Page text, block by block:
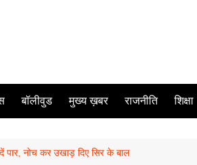
बॉलीवुड मुख्य ख़बर राजनीति शिक्षा
नोच कर उखाड़ दिए सिर के बाल